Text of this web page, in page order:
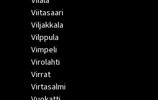
Viitasaari
Viljakkala
Vilppula
Vimpeli
Virolahti
Virrat
Virtasalmi